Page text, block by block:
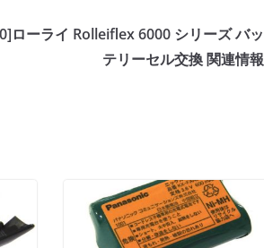
ローライ Rolleiflex 6000 シリーズ バッ
テリーセル交換 関連情報